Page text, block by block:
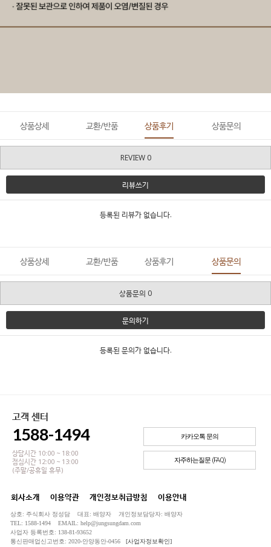
상품상세 교환/반품 상품후기 상품문의
REVIEW 0
리뷰쓰기
등록된 리뷰가 없습니다.
상품상세 교환/반품 상품후기 상품문의
상품문의 0
문의하기
등록된 문의가 없습니다.
고객 센터
1588-1494
상담시간 10:00 ~ 18:00
점심시간 12:00 ~ 13:00
(주말/공휴일 휴무)
카카오톡 문의
자주하는질문 (FAQ)
회사소개 이용약관 개인정보취급방침 이용안내
상호: 주식회사 정성담 대표: 배양자 개인정보담당자: 배양자
TEL: 1588-1494 EMAIL: help@jungsungdam.com
사업자 등록번호: 138-81-93652
통신판매업신고번호: 2020-안양동안-0456 [사업자정보확인]